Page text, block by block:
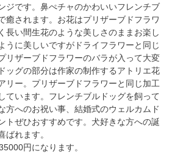
ジです。鼻ぺチャのかわいいフレンチブ
癒されます。お花はプリザーブドフラワ
長い間生花のような美しさのままお楽し
うに美しいですがドライフラワーと同じ
リザーブドフラワーのバラが入って大変
ッグの部分は作家の制作するアトリエ花
リー。プリザーブドフラワーと同じ加工
ています。フレンチブルドッグを飼って
方へのお祝い事、結婚式のウェルカムド
トぜひおすすめです。犬好きな方への誕
ばれます。
円になります。